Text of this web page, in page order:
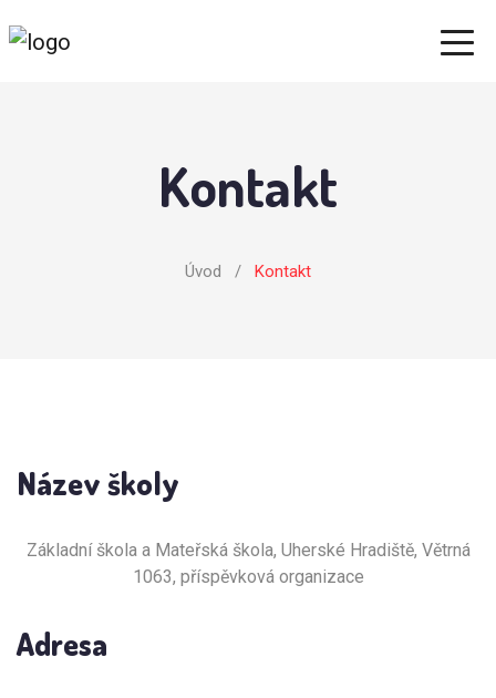
Kontakt
Úvod / Kontakt
Název školy
Základní škola a Mateřská škola, Uherské Hradiště, Větrná
1063, příspěvková organizace
Adresa